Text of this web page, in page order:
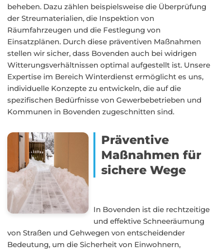
beheben. Dazu zählen beispielsweise die Überprüfung
der Streumaterialien, die Inspektion von
Räumfahrzeugen und die Festlegung von
Einsatzplänen. Durch diese präventiven Maßnahmen
stellen wir sicher, dass Bovenden auch bei widrigen
Witterungsverhältnissen optimal aufgestellt ist. Unsere
Expertise im Bereich Winterdienst ermöglicht es uns,
individuelle Konzepte zu entwickeln, die auf die
spezifischen Bedürfnisse von Gewerbebetrieben und
Kommunen in Bovenden zugeschnitten sind.
Präventive
Maßnahmen für
sichere Wege
In Bovenden ist die rechtzeitige
und effektive Schneeräumung
von Straßen und Gehwegen von entscheidender
Bedeutung, um die Sicherheit von Einwohnern,